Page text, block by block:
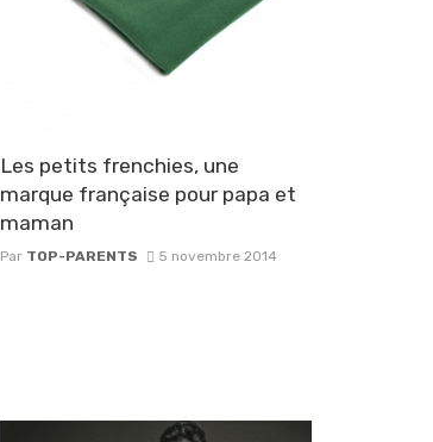
Les petits frenchies, une
marque française pour papa et
maman
Par TOP-PARENTS 5 novembre 2014